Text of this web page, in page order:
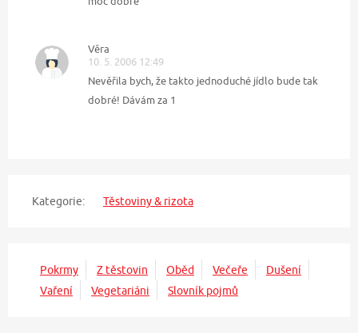
Věra
10. 5. 2006 12:49
Nevěřila bych, že takto jednoduché jídlo bude tak
dobré! Dávám za 1
Kategorie: Těstoviny & rizota
Pokrmy Z těstovin Oběd Večeře
Dušení
Vaření
Vegetariáni Slovník pojmů